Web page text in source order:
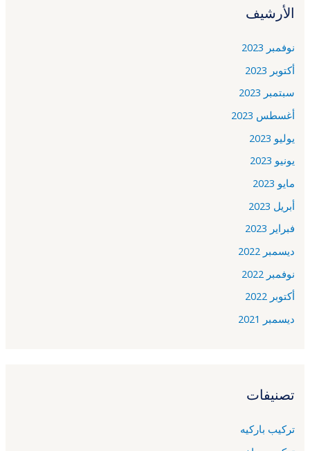
الأرشيف
نوفمبر 2023
أكتوبر 2023
سبتمبر 2023
أغسطس 2023
يوليو 2023
يونيو 2023
مايو 2023
أبريل 2023
فبراير 2023
ديسمبر 2022
نوفمبر 2022
أكتوبر 2022
ديسمبر 2021
تصنيفات
تركيب باركيه